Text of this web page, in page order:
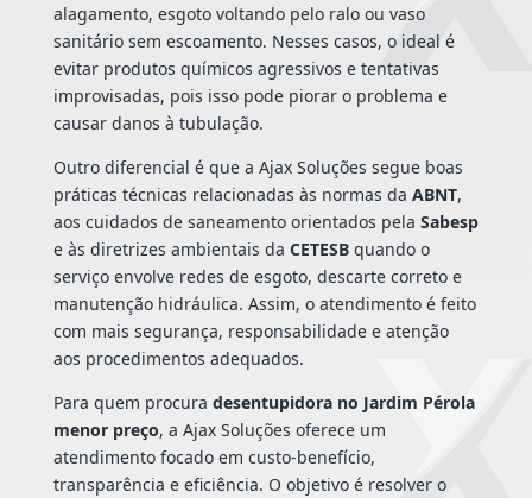
alagamento, esgoto voltando pelo ralo ou vaso
sanitário sem escoamento. Nesses casos, o ideal é
evitar produtos químicos agressivos e tentativas
improvisadas, pois isso pode piorar o problema e
causar danos à tubulação.
Outro diferencial é que a Ajax Soluções segue boas
práticas técnicas relacionadas às normas da ABNT,
aos cuidados de saneamento orientados pela Sabesp
e às diretrizes ambientais da CETESBquando o
serviço envolve redes de esgoto, descarte correto e
manutenção hidráulica. Assim, o atendimento é feito
com mais segurança, responsabilidade e atenção
aos procedimentos adequados.
Para quem procura desentupidora no Jardim Pérola
menor preço, a Ajax Soluções oferece um
atendimento focado em custo-benefício,
transparência e eficiência. O objetivo é resolver o